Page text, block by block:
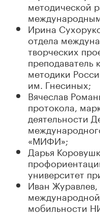
методической
Ирина
отдела
творческих
преподаватель
методики
им. Гнесиных;
Вячеслав
протокола,
деятельности
«МИФИ»;
Дарья
университет
Иван Журавлев,
мобильности